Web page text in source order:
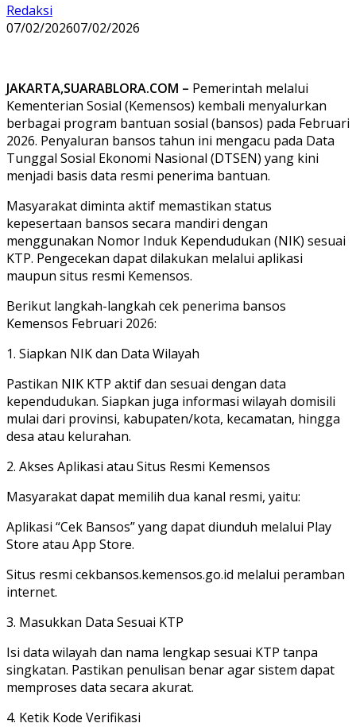
Redaksi
07/02/202607/02/2026
‎JAKARTA,SUARABLORA.COM – Pemerintah melalui
Kementerian Sosial (Kemensos) kembali menyalurkan
berbagai program bantuan sosial (bansos) pada Februari
2026. Penyaluran bansos tahun ini mengacu pada Data
Tunggal Sosial Ekonomi Nasional (DTSEN) yang kini
menjadi basis data resmi penerima bantuan.
Masyarakat diminta aktif memastikan status
kepesertaan bansos secara mandiri dengan
menggunakan Nomor Induk Kependudukan (NIK) sesuai
KTP. Pengecekan dapat dilakukan melalui aplikasi
maupun situs resmi Kemensos.
‎Berikut langkah-langkah cek penerima bansos
Kemensos Februari 2026:
‎1. Siapkan NIK dan Data Wilayah
Pastikan NIK KTP aktif dan sesuai dengan data
kependudukan. Siapkan juga informasi wilayah domisili
mulai dari provinsi, kabupaten/kota, kecamatan, hingga
desa atau kelurahan.
2. Akses Aplikasi atau Situs Resmi Kemensos
Masyarakat dapat memilih dua kanal resmi, yaitu:
Aplikasi “Cek Bansos” yang dapat diunduh melalui Play
Store atau App Store.
‎Situs resmi cekbansos.kemensos.go.id melalui peramban
internet.
3. Masukkan Data Sesuai KTP
‎Isi data wilayah dan nama lengkap sesuai KTP tanpa
singkatan. Pastikan penulisan benar agar sistem dapat
memproses data secara akurat.
‎4. Ketik Kode Verifikasi